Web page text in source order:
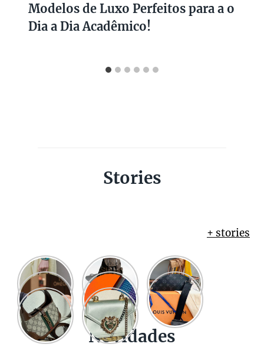
Modelos de Luxo Perfeitos para a o
Dia a Dia Acadêmico!
Stories
+ stories
Novidades